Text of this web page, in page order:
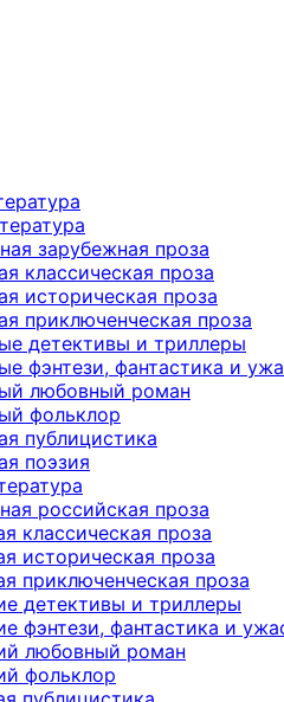
зарубежная проза
классическая проза
историческая проза
приключенческая проза
детективы и триллеры
фэнтези, фантастика и
любовный роман
фольклор
публицистика
поэзия
российская проза
классическая проза
историческая проза
приключенческая проза
детективы и триллеры
фэнтези, фантастика и
любовный роман
фольклор